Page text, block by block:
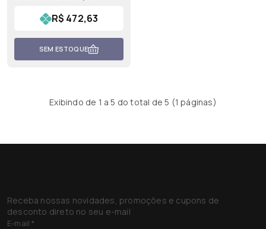
R$ 472,63
SEM ESTOQUE
Exibindo de 1 a 5 do total de 5 (1 páginas)
Receba nossas novidades, promoções e cupons de
desconto direto no seu e-mail
E-mail*